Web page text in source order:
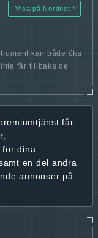
Visa på Nordnet
kan både öka
får tillbaka de
får
för dina
en del andra
annonser på